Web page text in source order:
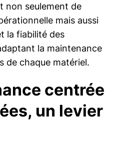
non seulement de
mais aussi
la fiabilité des
la maintenance
de chaque matériel.
centrée
un levier